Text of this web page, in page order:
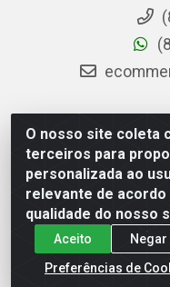
O nosso site coleta
terceiros para
personalizada ao
relevante de
qualidade do nosso
Aceito
Preferências de
Atacamax Importadora
101 - SUL, KM 79,60 GP
Guararapes - PE,